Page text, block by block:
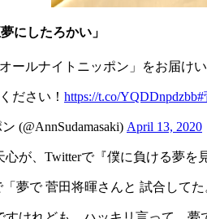
にしたろかい」
ールナイトニッポン」をお届けい
ださい！ https://t.co/YQDDnpdzbb#
(@AnnSudamasaki) April 13, 2020
が、Twitterで『僕に負ける夢
夢で 菅田将暉さんと 試合して